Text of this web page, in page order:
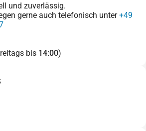
und zuverlässig.
gerne auch telefonisch unter+49
bis 14:00)